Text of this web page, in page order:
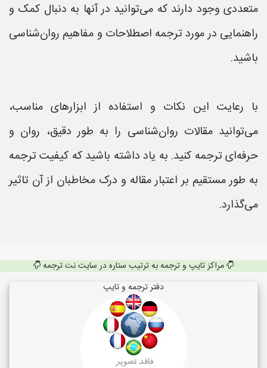
متعددی وجود دارند که می‌توانید در آنها به دنبال کمک و
راهنمایی در مورد ترجمه اصطلاحات و مفاهیم روان‌شناسی
باشید.
با رعایت این نکات و استفاده از ابزارهای مناسب،
می‌توانید مقالات روان‌شناسی را به طور دقیق، روان و
حرفه‌ای ترجمه کنید. به یاد داشته باشید که کیفیت ترجمه
به طور مستقیم بر اعتبار مقاله و درک مخاطبان از آن تاثیر
می‌گذارد.
مراکز تایپ و ترجمه به ترتیب ستاره در سایت نت ترجمه
دفتر ترجمه و تایپ